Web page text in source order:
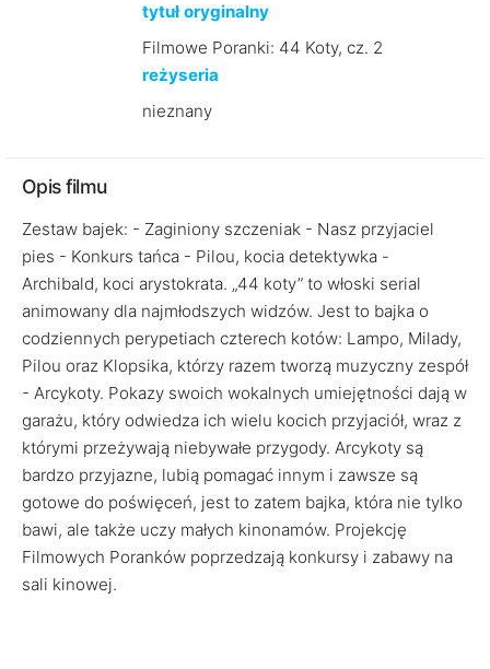
tytuł oryginalny
Filmowe Poranki: 44 Koty, cz. 2
reżyseria
nieznany
Opis filmu
Zestaw bajek: - Zaginiony szczeniak - Nasz przyjaciel
pies - Konkurs tańca - Pilou, kocia detektywka -
Archibald, koci arystokrata. „44 koty” to włoski serial
animowany dla najmłodszych widzów. Jest to bajka o
codziennych perypetiach czterech kotów: Lampo, Milady,
Pilou oraz Klopsika, którzy razem tworzą muzyczny zespół
- Arcykoty. Pokazy swoich wokalnych umiejętności dają w
garażu, który odwiedza ich wielu kocich przyjaciół, wraz z
którymi przeżywają niebywałe przygody. Arcykoty są
bardzo przyjazne, lubią pomagać innym i zawsze są
gotowe do poświęceń, jest to zatem bajka, która nie tylko
bawi, ale także uczy małych kinonamów. Projekcję
Filmowych Poranków poprzedzają konkursy i zabawy na
sali kinowej.